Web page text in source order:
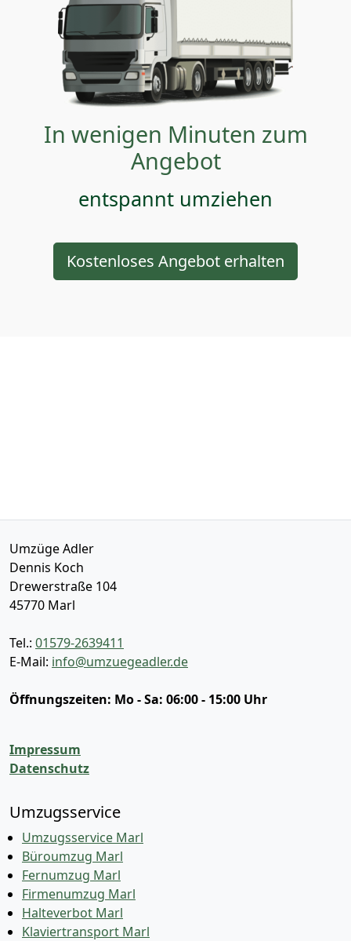
In wenigen Minuten zum
Angebot
entspannt umziehen
Kostenloses Angebot erhalten
Umzüge Adler
Dennis Koch
Drewerstraße 104
45770 Marl
Tel.: 01579-2639411
E-Mail: info@umzuegeadler.de
Öffnungszeiten: Mo - Sa: 06:00 - 15:00 Uhr
Impressum
Datenschutz
Umzugsservice
Umzugsservice Marl
Büroumzug Marl
Fernumzug Marl
Firmenumzug Marl
Halteverbot Marl
Klaviertransport Marl